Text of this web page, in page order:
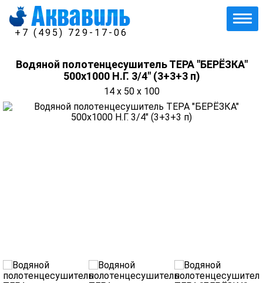
+7 (495) 729-17-06
Водяной полотенцесушитель ТЕРА "БЕРЁЗКА"
500х1000 Н.Г. 3/4" (3+3+3 п)
14 x 50 x 100